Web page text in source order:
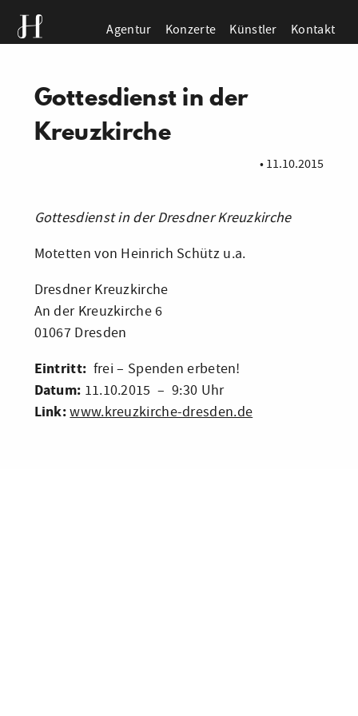
Agentur Konzerte Künstler Kontakt
Gottesdienst in der
Kreuzkirche
•11.10.2015
Gottesdienst in der Dresdner Kreuzkirche
Motetten von Heinrich Schütz u.a.
Dresdner Kreuzkirche
An der Kreuzkirche 6
01067 Dresden
Eintritt: frei – Spenden erbeten!
Datum: 11.10.2015 – 9:30 Uhr
Link:www.kreuzkirche-dresden.de